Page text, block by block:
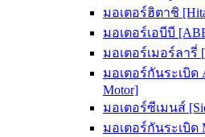
มอเตอร์ฮิตาชิ
มอเตอร์เอบีบี
มอเตอร์เมอร์ลารี่
มอเตอร์กันระเบิด
Motor]
มอเตอร์ซีเมนส์
มอเตอร์กันระเบิด